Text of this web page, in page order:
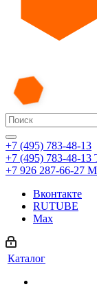
+7 (495) 783-48-13
+7 (495) 783-48-13
+7 926 287-66-27
Вконтакте
RUTUBE
Max
Каталог